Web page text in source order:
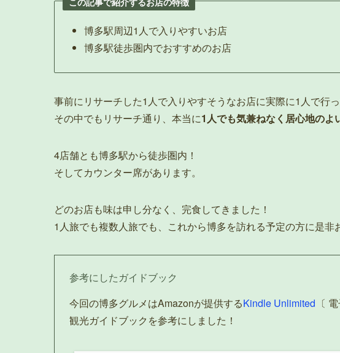
博多駅周辺1人で入りやすいお店
博多駅徒歩圏内でおすすめのお店
事前にリサーチした1人で入りやすそうなお店に実際に1人で行っ
その中でもリサーチ通り、本当に1人でも気兼ねなく居心地のよ
4店舗とも博多駅から徒歩圏内！
そしてカウンター席があります。
どのお店も味は申し分なく、完食してきました！
1人旅でも複数人旅でも、これから博多を訪れる予定の方に是非
参考にしたガイドブック
今回の博多グルメはAmazonが提供するKindle Unlimited 〔
観光ガイドブックを参考にしました！